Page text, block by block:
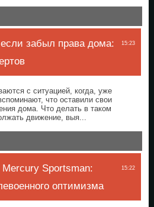
15:23
забыл права дома:
с ситуацией, когда, уже
что оставили свои
дома. Что делать в таком
движение, выя...
15:22
Sportsman:
оптимизма